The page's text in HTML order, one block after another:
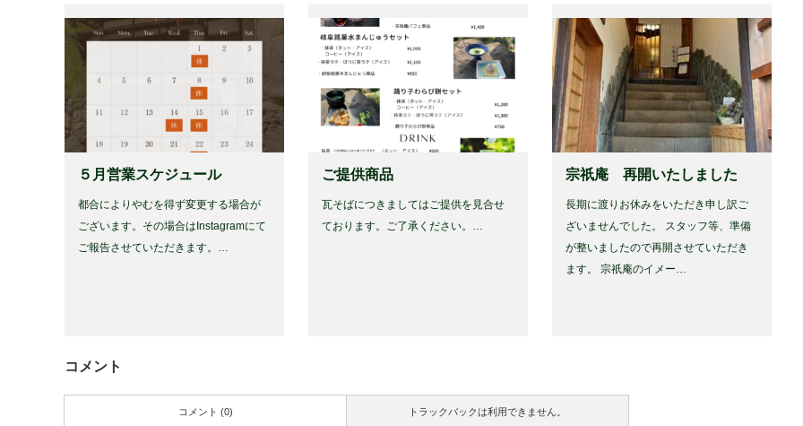
５月営業スケジュール
都合によりやむを得ず変更する場合が
ございます。その場合はInstagramにて
ご報告させていただきます。…
ご提供商品
瓦そばにつきましてはご提供を見合せ
ております。ご了承ください。…
宗祇庵 再開いたしました
長期に渡りお休みをいただき申し訳ご
ざいませんでした。 スタッフ等、準備
が整いましたので再開させていただき
ます。 宗祇庵のイメー…
コメント
トラックバックは利用できません。
コメント (0)